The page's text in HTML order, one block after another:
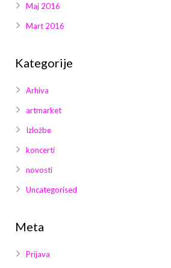
Maj 2016
Mart 2016
Kategorije
Arhiva
artmarket
Izložbe
koncerti
novosti
Uncategorised
Meta
Prijava